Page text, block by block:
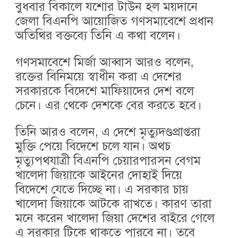
বুধবার বিকালে যশোর টাউন হল ময়দানে
জেলা বিএনপি আয়োজিত গণসমাবেশে প্রধান
অতিথির বক্তব্যে তিনি এ কথা বলেন।
গণসমাবেশে মির্জা আব্বাস আরও বলেন,
রক্তের বিনিময়ে স্বাধীন করা এ দেশের
সরকারকে বিদেশে মাফিয়াদের দেশ বলে
চেনে। এর থেকে দেশকে বের করতে হবে।
তিনি আরও বলেন, এ দেশে মৃত্যুদণ্ডপ্রাপ্তরা
মুক্তি পেয়ে বিদেশে চলে যান। অথচ
মৃত্যুপথযাত্রী বিএনপি চেয়ারপারসন বেগম
খালেদা জিয়াকে আইনের দোহাই দিয়ে
বিদেশে যেতে দিচ্ছে না। এ সরকার চায়
খালেদা জিয়াকে আটকে রাখতে। কারণ তারা
মনে করেন খালেদা জিয়া দেশের বাইরে গেলে
এ সরকার টিকে থাকতে পারবে না। তবে